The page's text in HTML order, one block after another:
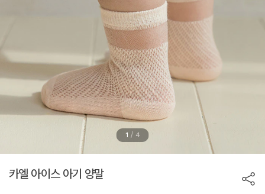
1 / 4
카엘 아이스 아기 양말